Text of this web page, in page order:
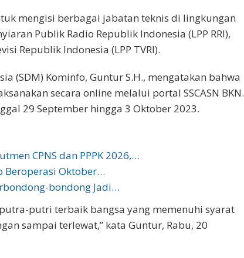
mengisi berbagai jabatan teknis di lingkungan
Publik Radio Republik Indonesia (LPP RRI),
Republik Indonesia (LPP TVRI).
(SDM) Kominfo, Guntur S.H., mengatakan bahwa
secara online melalui portal SSCASN BKN.
29 September hingga 3 Oktober 2023.
CPNS dan PPPK 2026,…
Beroperasi Oktober…
bondong Jadi…
putri terbaik bangsa yang memenuhi syarat
sampai terlewat,” kata Guntur, Rabu, 20